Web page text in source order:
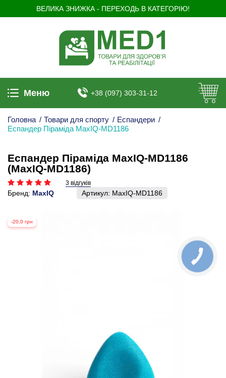
ВЕЛИКА ЗНИЖКА - ПЕРЕХОДЬ В КАТЕГОРІЮ!
Меню +38 (097) 303-31-12
Головна / Товари для спорту / Еспандери /
Еспандер Піраміда MaxIQ-MD1186
Еспандер Піраміда MaxIQ-MD1186
(MaxIQ-MD1186)
3 відгуків
Бренд: MaxIQ Артикул: MaxIQ-MD1186
-20,0 грн